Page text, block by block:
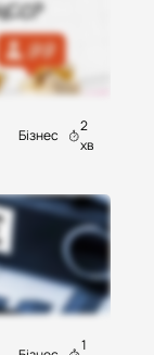
Бізнес
2
хв
1